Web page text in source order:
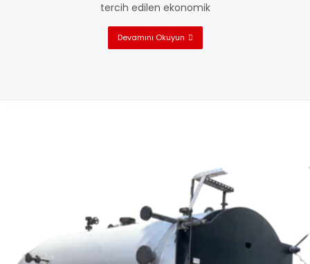
tercih edilen ekonomik
Devamını Okuyun